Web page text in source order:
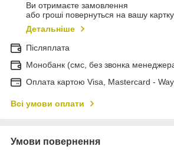
Ви отримаєте замовлення
або гроші повернуться на вашу картку
Детальніше
Післяплата
Монобанк (смс, без звонка
Оплата картою Visa, Mastercard -
Всі умови оплати
Умови повернення